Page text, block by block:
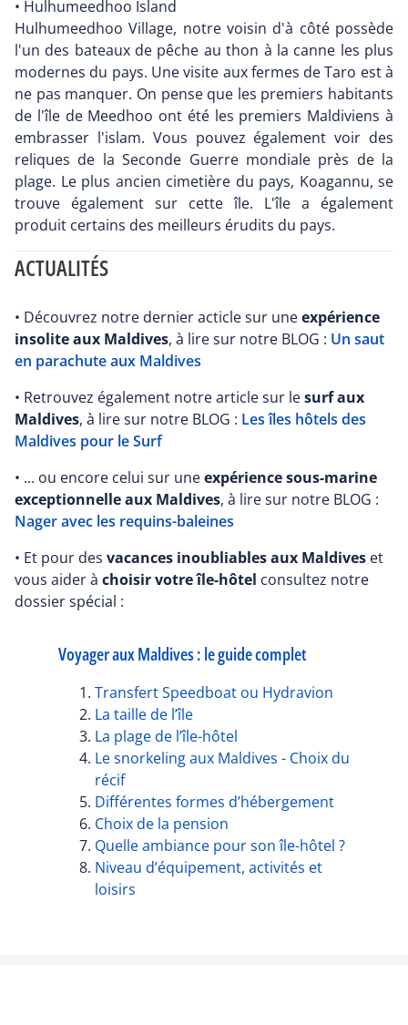
• Hulhumeedhoo Island
Hulhumeedhoo Village, notre voisin d'à côté possède
l'un des bateaux de pêche au thon à la canne les plus
modernes du pays. Une visite aux fermes de Taro est à
ne pas manquer. On pense que les premiers habitants
de l'île de Meedhoo ont été les premiers Maldiviens à
embrasser l'islam. Vous pouvez également voir des
reliques de la Seconde Guerre mondiale près de la
plage. Le plus ancien cimetière du pays, Koagannu, se
trouve également sur cette île. L'île a également
produit certains des meilleurs érudits du pays.
ACTUALITÉS
• Découvrez notre dernier acticle sur uneexpérience
insolite aux Maldives, à lire sur notre BLOG : Un saut
en parachute aux Maldives
• Retrouvez également notre article sur lesurf aux
Maldives, à lire sur notre BLOG : Les îles hôtels des
Maldives pour le Surf
• ... ou encore celui sur uneexpérience sous-marine
exceptionnelle aux Maldives, à lire sur notre BLOG :
Nager avec les requins-baleines
• Et pour des vacances inoubliables aux Maldives et
vous aider à choisir votre île-hôtel consultez notre
dossier spécial :
Voyager aux Maldives : le guide complet
Transfert Speedboat ou Hydravion
La taille de l’île
La plage de l’île-hôtel
Le snorkeling aux Maldives - Choix du
récif
Différentes formes d’hébergement
Choix de la pension
Quelle ambiance pour son île-hôtel ?
Niveau d’équipement, activités et
loisirs